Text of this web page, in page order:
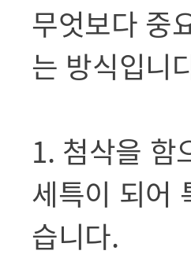
무엇보다 중
는 방식입니
1. 첨삭을 함
세특이 되어
습니다.